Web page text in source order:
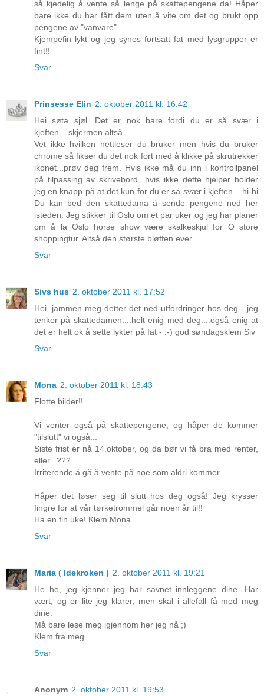
så kjedelig å vente så lenge på skattepengene da! Håper
bare ikke du har fått dem uten å vite om det og brukt opp
pengene av "vanvare"..
Kjempefin lykt og jeg synes fortsatt fat med lysgrupper er
fint!!
Svar
Prinsesse Elin 2. oktober 2011 kl. 16:42
Hei søta sjøl. Det er nok bare fordi du er så svær i
kjeften....skjermen altså.
Vet ikke hvilken nettleser du bruker men hvis du bruker
chrome så fikser du det nok fort med å klikke på skrutrekker
ikonet...prøv deg frem. Hvis ikke må du inn i kontrollpanel
på tilpassing av skrivebord...hvis ikke dette hjelper holder
jeg en knapp på at det kun for du er så svær i kjeften....hi-hi
Du kan bed den skattedama å sende pengene ned her
isteden. Jeg stikker til Oslo om et par uker og jeg har planer
om å la Oslo horse show være skalkeskjul for O store
shoppingtur. Altså den største bløffen ever ...
Svar
Sivs hus 2. oktober 2011 kl. 17:52
Hei, jammen meg detter det ned utfordringer hos deg - jeg
tenker på skattedamen....helt enig med deg....også enig at
det er helt ok å sette lykter på fat - :-) god søndagsklem Siv
Svar
Mona 2. oktober 2011 kl. 18:43
Flotte bilder!!
Vi venter også på skattepengene, og håper de kommer
"tilslutt" vi også...
Siste frist er nå 14.oktober, og da bør vi få bra med renter,
eller...???
Irriterende å gå å vente på noe som aldri kommer...
Håper det løser seg til slutt hos deg også! Jeg krysser
fingre for at vår tørketrommel går noen år til!!
Ha en fin uke! Klem Mona
Svar
Maria ( Idekroken ) 2. oktober 2011 kl. 19:21
He he, jeg kjenner jeg har savnet innleggene dine. Har
vært, og er lite jeg klarer, men skal i allefall få med meg
dine.
Må bare lese meg igjennom her jeg nå ;)
Klem fra meg
Svar
Anonym 2. oktober 2011 kl. 19:53